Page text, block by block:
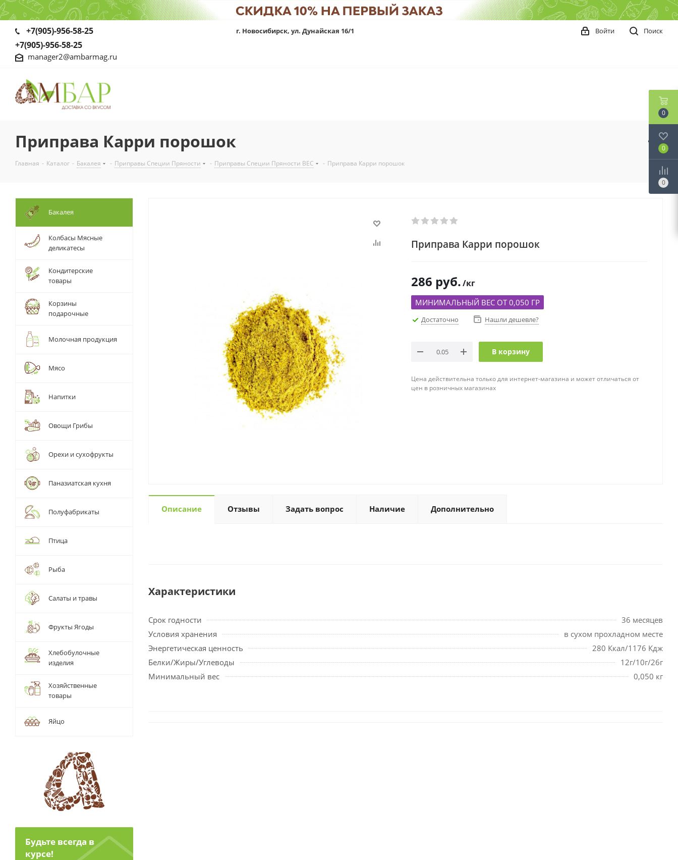
+7(905)-956-58-25
+7(905)-956-58-25
manager2@ambarmag.ru
г. Новосибирск, ул. Дунайская 16/1 Поиск
Войти
Приправа Карри порошок
Главная - Каталог - Бакалея - Приправы Специи Пряности - Приправы Специи Пряности ВЕС - Приправа Карри порошок
Приправа Карри порошок
286 руб./кг
МИНИМАЛЬНЫЙ ВЕС ОТ 0,050 ГР
Достаточно Нашли дешевле?
В корзину
Цена действительна только для интернет-магазина и может отличаться от
цен в розничных магазинах
Описание Отзывы Задать вопрос Наличие Дополнительно
Характеристики
Срок годности
36 месяцев
Условия хранения
в сухом прохладном месте
Энергетическая ценность
280 Ккал/1176 Кдж
Белки/Жиры/Углеводы
12г/10г/26г
Минимальный вес
0,050 кг
Бакалея
Колбасы Мясные
деликатесы
Кондитерские
товары
Корзины
подарочные
Молочная продукция
Мясо
Напитки
Овощи Грибы
Орехи и сухофрукты
Паназиатская кухня
Полуфабрикаты
Птица
Рыба
Салаты и травы
Фрукты Ягоды
Хлебобулочные
изделия
Хозяйственные
товары
Яйцо
Будьте всегда в
курсе!
0
0
0